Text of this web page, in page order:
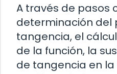
A través de pasos
determinación del
tangencia, el
de la función, la
de tangencia en